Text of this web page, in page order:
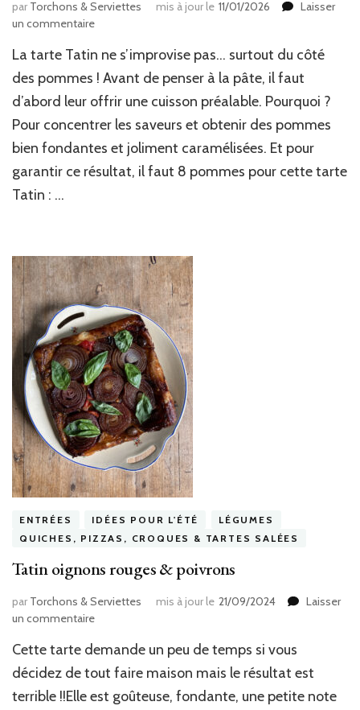
par Torchons & Serviettes mis à jour le 11/01/2026
Laisser
un commentairesur
tatin
aux
La tarte Tatin ne s’improvise pas… surtout du côté
des pommes ! Avant de penser à la pâte, il faut
d’abord leur offrir une cuisson préalable. Pourquoi ?
Pour concentrer les saveurs et obtenir des pommes
bien fondantes et joliment caramélisées. Et pour
garantir ce résultat, il faut 8 pommes pour cette tarte
Tatin : …
ENTRÉES IDÉES POUR L'ÉTÉ
LÉGUMES
QUICHES, PIZZAS, CROQUES & TARTES SALÉES
Tatin oignons rouges & poivrons
par Torchons & Serviettes mis à jour le 21/09/2024
Laisser
un commentairesur
oignons
rouges
poivrons
Cette tarte demande un peu de temps si vous
décidez de tout faire maison mais le résultat est
terrible !!Elle est goûteuse, fondante, une petite note